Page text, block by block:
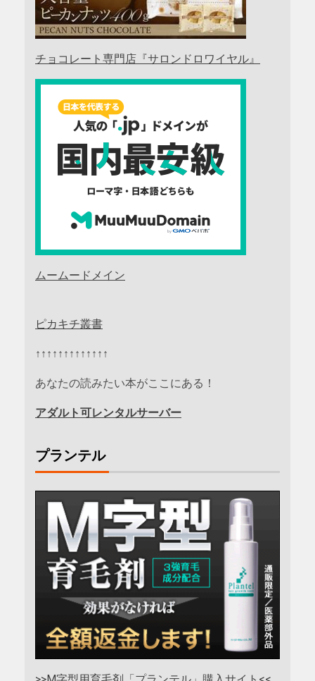
チョコレート専門店『サロンドロワイヤル』
ムームードメイン
ピカキチ叢書
↑↑↑↑↑↑↑↑↑↑↑↑↑
あなたの読みたい本がここにある！
アダルト可レンタルサーバー
プランテル